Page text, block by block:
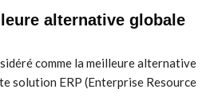
alternative globale
comme la meilleure alternative
solution ERP (Enterprise Resource